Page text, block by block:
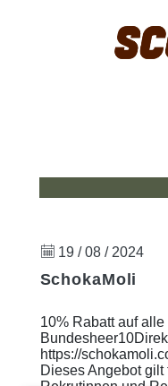
19 / 08 / 2024
SchokaMoli
10% Rabatt auf
https://
Dieses Angebot